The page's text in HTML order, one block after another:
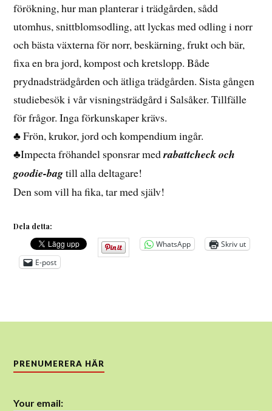
förökning, hur man planterar i trädgården, sådd
utomhus, snittblomsodling, att lyckas med odling i norr
och bästa växterna för norr, beskärning, frukt och bär,
fixa en bra jord, kompost och kretslopp. Både
prydnadsträdgården och ätliga trädgården. Sista gången
studiebesök i vår visningsträdgård i Salsåker. Tillfälle
för frågor. Inga förkunskaper krävs.
♣ Frön, krukor, jord och kompendium ingår.
♣Impecta fröhandel sponsrar medrabattcheck och
goodie-bagtill alla deltagare!
Den som vill ha fika, tar med själv!
Dela detta:
WhatsApp
Skriv ut
E-post
PRENUMERERA HÄR
Your email: